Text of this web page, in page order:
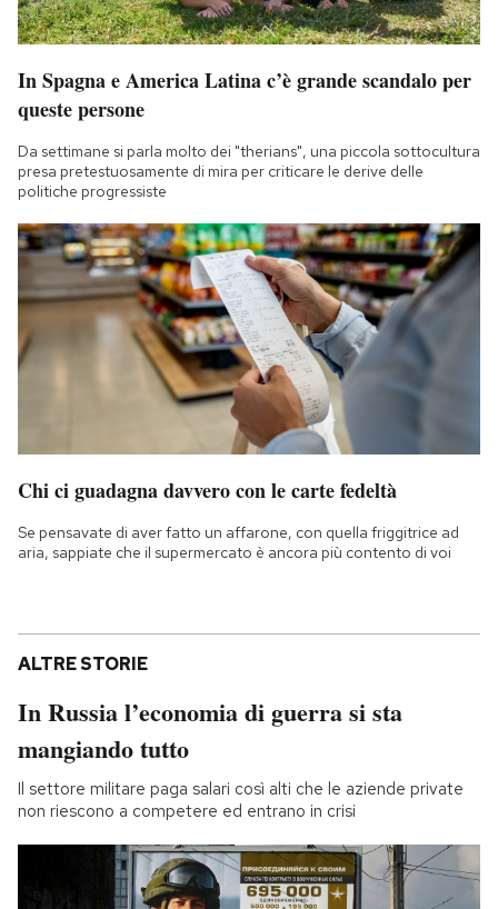
In Spagna e America Latina c’è grande scandalo per
queste persone
Da settimane si parla molto dei "therians", una piccola sottocultura
presa pretestuosamente di mira per criticare le derive delle
politiche progressiste
Chi ci guadagna davvero con le carte fedeltà
Se pensavate di aver fatto un affarone, con quella friggitrice ad
aria, sappiate che il supermercato è ancora più contento di voi
ALTRE STORIE
In Russia l’economia di guerra si sta
mangiando tutto
Il settore militare paga salari così alti che le aziende private
non riescono a competere ed entrano in crisi